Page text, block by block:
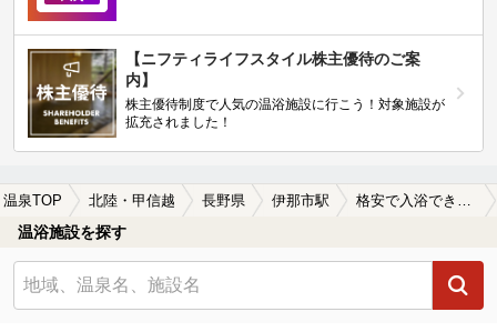
【ニフティライフスタイル株主優待のご案
内】
株主優待制度で人気の温浴施設に行こう！対象施設が
拡充されました！
温泉TOP 北陸・甲信越 長野県 伊那市駅
温浴施設を探す